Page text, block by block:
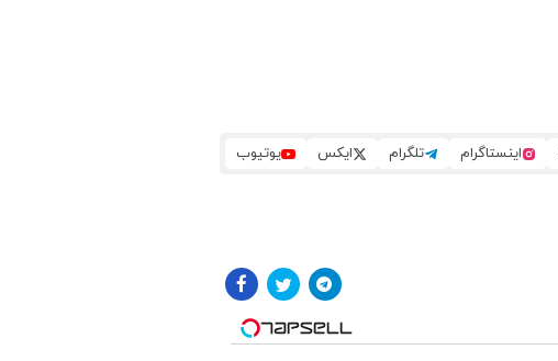
اینستاگرام تلگرام ایکس یوتیوب